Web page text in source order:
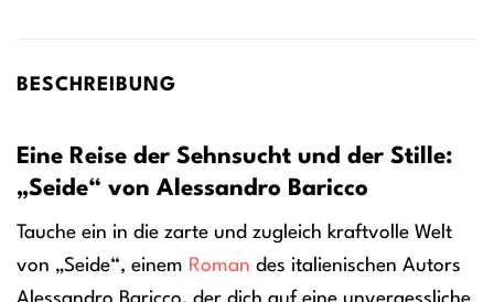
BESCHREIBUNG
Eine Reise der Sehnsucht und der Stille:
„Seide“ von Alessandro Baricco
Tauche ein in die zarte und zugleich kraftvolle Welt
von „Seide“, einem Roman des italienischen Autors